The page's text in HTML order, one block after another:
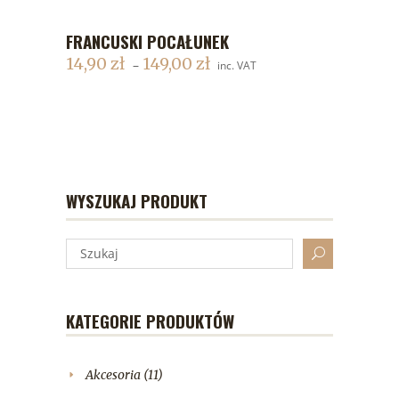
DODAJ DO KOSZYKA
FRANCUSKI POCAŁUNEK
14,90 zł – 149,00 zł inc. VAT
WYSZUKAJ PRODUKT
KATEGORIE PRODUKTÓW
Akcesoria (11)